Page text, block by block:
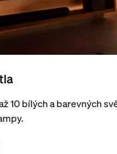
10 bílých a barevných